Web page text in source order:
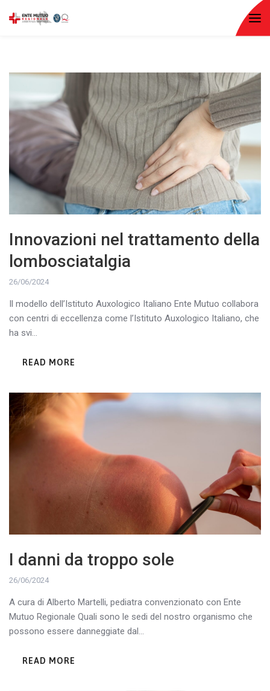
Innovazioni nel trattamento della
lombosciatalgia
26/06/2024
Il modello dell’Istituto Auxologico Italiano Ente Mutuo collabora
con centri di eccellenza come l’Istituto Auxologico Italiano, che
ha svi...
READ MORE
I danni da troppo sole
26/06/2024
A cura di Alberto Martelli, pediatra convenzionato con Ente
Mutuo Regionale Quali sono le sedi del nostro organismo che
possono essere danneggiate dal...
READ MORE